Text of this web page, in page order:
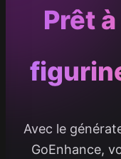
Prêt
Avec le
GoEnhance,